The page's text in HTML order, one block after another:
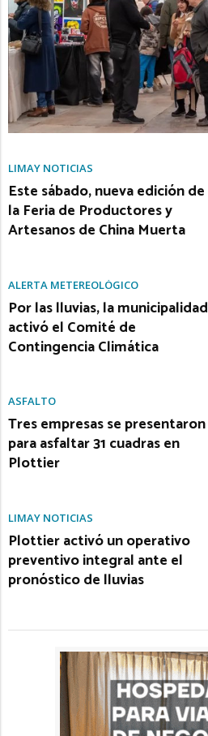
LIMAY NOTICIAS
Este sábado, nueva edición de
la Feria de Productores y
Artesanos de China Muerta
ALERTA METEREOLÓGICO
Por las lluvias, la municipalidad
activó el Comité de
Contingencia Climática
ASFALTO
Tres empresas se presentaron
para asfaltar 31 cuadras en
Plottier
LIMAY NOTICIAS
Plottier activó un operativo
preventivo integral ante el
pronóstico de lluvias